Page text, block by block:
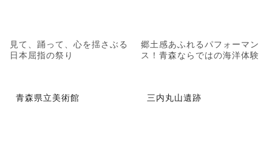
見て、踊って、心を揺さぶる
日本屈指の祭り
郷土感あふれるパフォーマン
ス！青森ならではの海洋体験
青森県立美術館 三内丸山遺跡